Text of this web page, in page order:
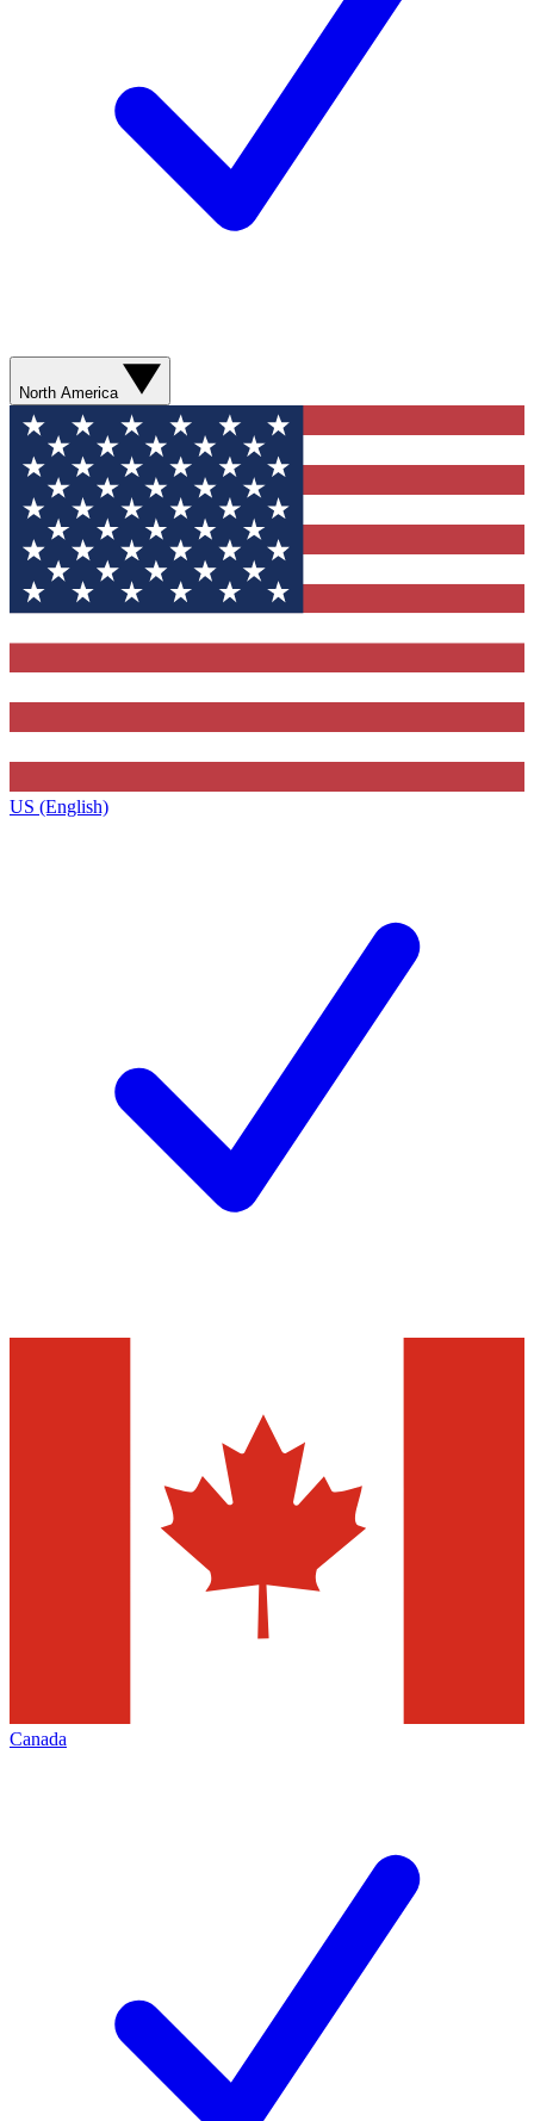
North America
US (English)
Canada